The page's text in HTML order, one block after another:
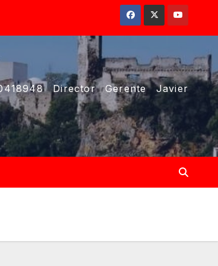
Director Gerente Javier